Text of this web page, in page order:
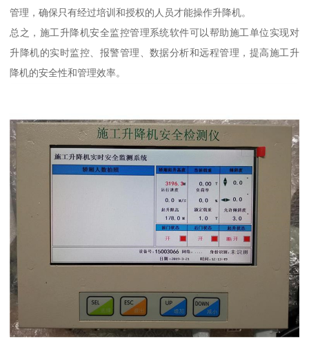
管理，确保只有经过培训和授权的人员才能操作升降机。
总之，施工升降机安全监控管理系统软件可以帮助施工单位实现对
升降机的实时监控、报警管理、数据分析和远程管理，提高施工升
降机的安全性和管理效率。